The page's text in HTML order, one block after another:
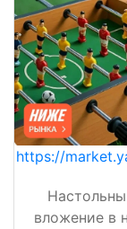
https://
вложение в